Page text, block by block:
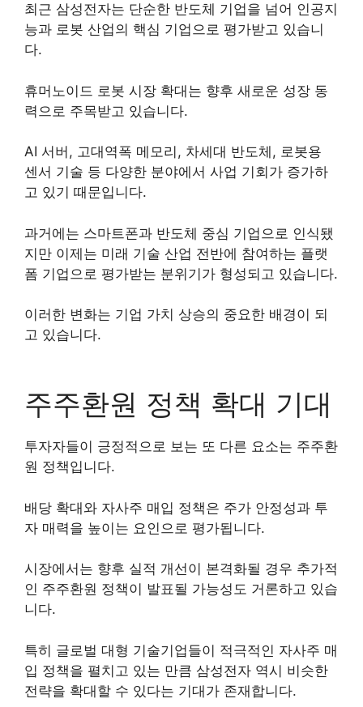
최근 삼성전자는 단순한 반도체 기업을 넘어 인공지
능과 로봇 산업의 핵심 기업으로 평가받고 있습니
다.
휴머노이드 로봇 시장 확대는 향후 새로운 성장 동
력으로 주목받고 있습니다.
AI 서버, 고대역폭 메모리, 차세대 반도체, 로봇용
센서 기술 등 다양한 분야에서 사업 기회가 증가하
고 있기 때문입니다.
과거에는 스마트폰과 반도체 중심 기업으로 인식됐
지만 이제는 미래 기술 산업 전반에 참여하는 플랫
폼 기업으로 평가받는 분위기가 형성되고 있습니다.
이러한 변화는 기업 가치 상승의 중요한 배경이 되
고 있습니다.
주주환원 정책 확대 기대
투자자들이 긍정적으로 보는 또 다른 요소는 주주환
원 정책입니다.
배당 확대와 자사주 매입 정책은 주가 안정성과 투
자 매력을 높이는 요인으로 평가됩니다.
시장에서는 향후 실적 개선이 본격화될 경우 추가적
인 주주환원 정책이 발표될 가능성도 거론하고 있습
니다.
특히 글로벌 대형 기술기업들이 적극적인 자사주 매
입 정책을 펼치고 있는 만큼 삼성전자 역시 비슷한
전략을 확대할 수 있다는 기대가 존재합니다.